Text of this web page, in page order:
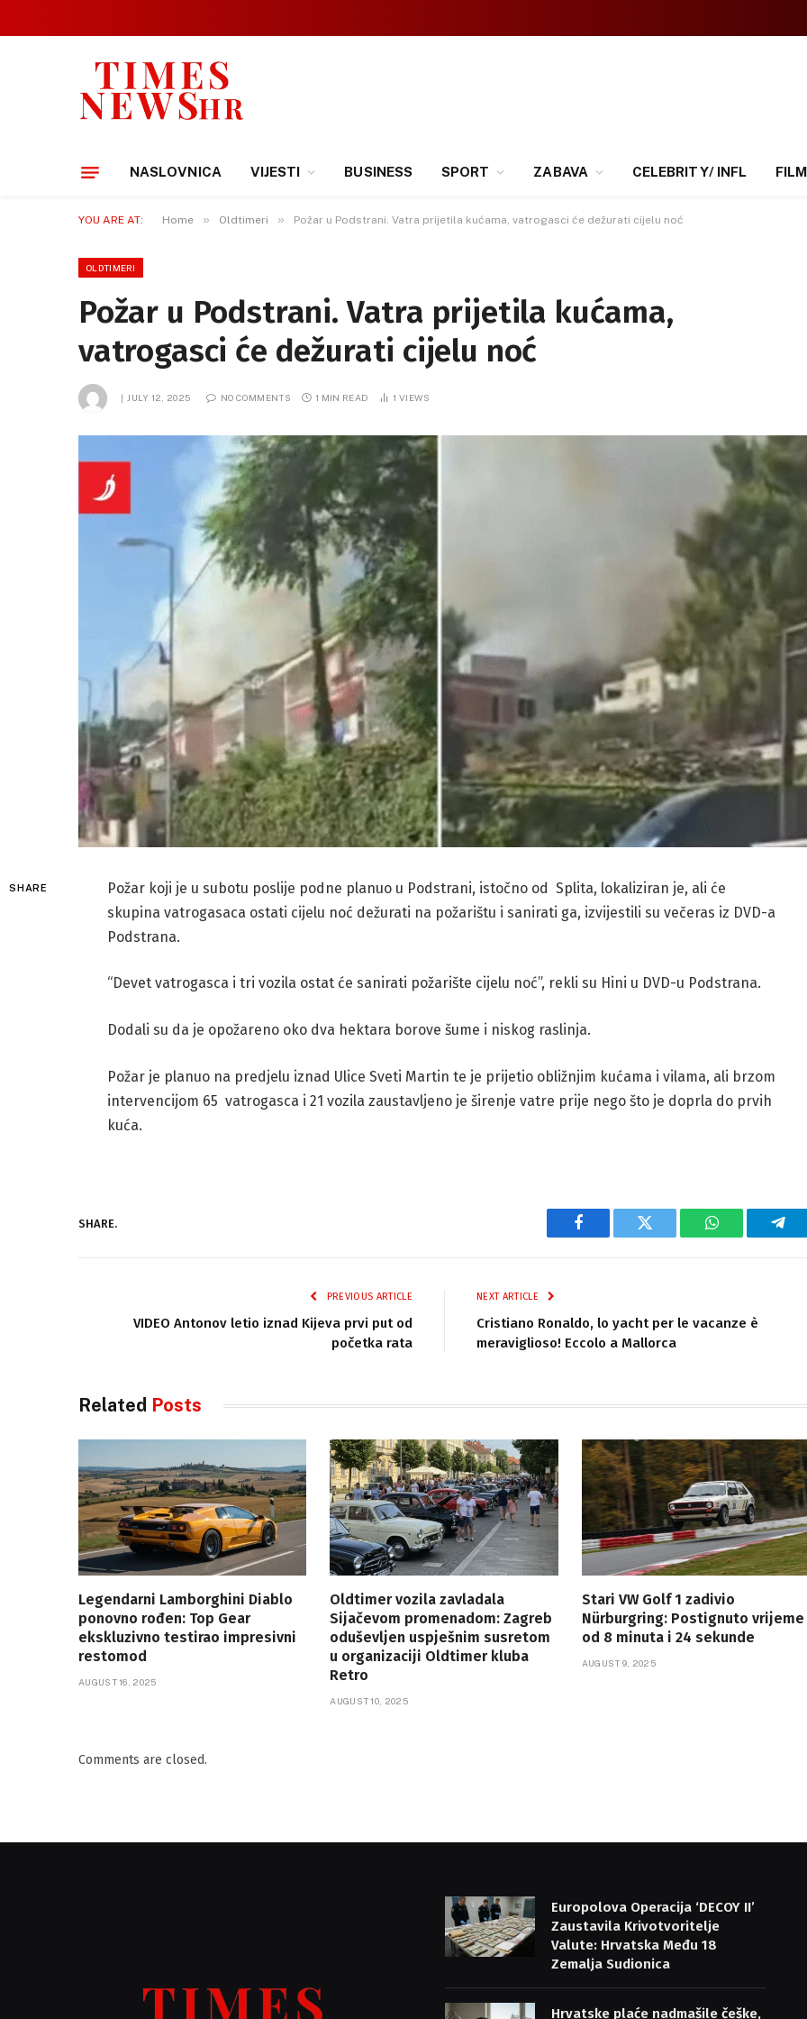
NASLOVNICA VIJESTI BUSINESS SPORT ZABAVA CELEBRITY/ INFL
YOU ARE AT: Home » Oldtimeri » Požar u Podstrani. Vatra prijetila kućama, vatrogasci će dežurati cijelu noć
OLDTIMERI
Požar u Podstrani. Vatra prijetila kućama,
vatrogasci će dežurati cijelu noć
JULY 12, 2025 NO COMMENTS 1 MIN READ 1VIEWS
SHARE
Požar koji je u subotu poslije podne planuo u Podstrani, istočno od Splita, lokaliziran je, ali će
skupina vatrogasaca ostati cijelu noć dežurati na požarištu i sanirati ga, izvijestili su večeras iz DVD-a
Podstrana.
“Devet vatrogasca i tri vozila ostat će sanirati požarište cijelu noć”, rekli su Hini u DVD-u Podstrana.
Dodali su da je opožareno oko dva hektara borove šume i niskog raslinja.
Požar je planuo na predjelu iznad Ulice Sveti Martin te je prijetio obližnjim kućama i vilama, ali brzom
intervencijom 65 vatrogasca i 21 vozila zaustavljeno je širenje vatre prije nego što je doprla do prvih
kuća.
SHARE.
Facebook Twitter WhatsApp
PREVIOUS ARTICLE
VIDEO Antonov letio iznad Kijeva prvi put od
početka rata
NEXT ARTICLE
Cristiano Ronaldo, lo yacht per le vacanze è
meraviglioso! Eccolo a Mallorca
Related Posts
Legendarni Lamborghini Diablo
ponovno rođen: Top Gear
ekskluzivno testirao impresivni
restomod
AUGUST 16, 2025
Oldtimer vozila zavladala
Sijačevom promenadom: Zagreb
oduševljen uspješnim susretom
u organizaciji Oldtimer kluba
Retro
AUGUST 10, 2025
Stari VW Golf 1 zadivio
Nürburgring: Postignuto vrijeme
od 8 minuta i 24 sekunde
AUGUST 9, 2025
Comments are closed.
Europolova Operacija ‘DECOY II’
Zaustavila Krivotvoritelje
Valute: Hrvatska Među 18
Zemalja Sudionica
Hrvatske plaće nadmašile češke,